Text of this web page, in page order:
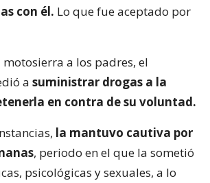
con él. Lo que fue aceptado por
a los padres, el
a suministrar drogas a la
en contra de su voluntad.
la mantuvo cautiva por
, periodo en el que la sometió
psicológicas y sexuales, a lo